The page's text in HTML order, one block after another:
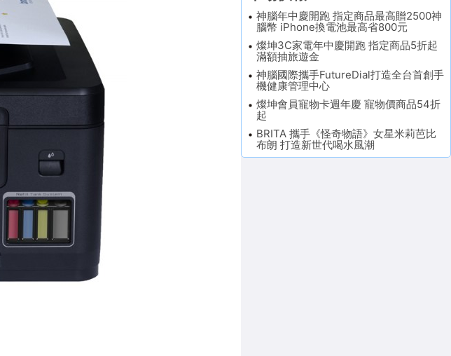
神腦年中慶開跑 指定商品最高贈2500神
腦幣 iPhone換電池最高省800元
燦坤3C家電年中慶開跑 指定商品5折起
滿額抽旅遊金
神腦國際攜手FutureDial打造全台首創手
機健康管理中心
燦坤會員寵物卡週年慶 寵物價商品54折
起
BRITA 攜手《怪奇物語》女星米莉芭比
布朗 打造新世代喝水風潮